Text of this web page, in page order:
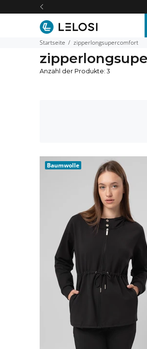
Startseite zipperlongsupercomfort
Anzahl der Produkte: 3
Baumwolle